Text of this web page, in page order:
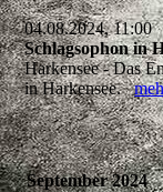
04.08.2024, 11:00
Schlagsophon in
Harkensee - Das
in Harkensee.
September 2024